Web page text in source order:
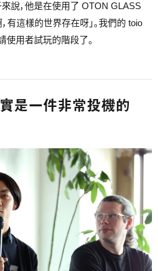
說，他是在使用了 OTON GLASS
有這樣的世界存在呀」。我們的 toio
使用者試玩的階段了。
是一件非常投機的